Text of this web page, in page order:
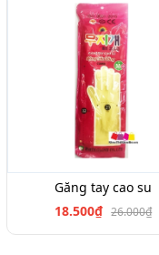
Găng tay cao su
18.500₫ 26.000₫